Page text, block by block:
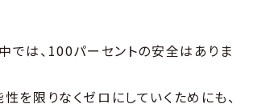
では、100パーセントの安全はありま
性を限りなくゼロにしていくためにも、